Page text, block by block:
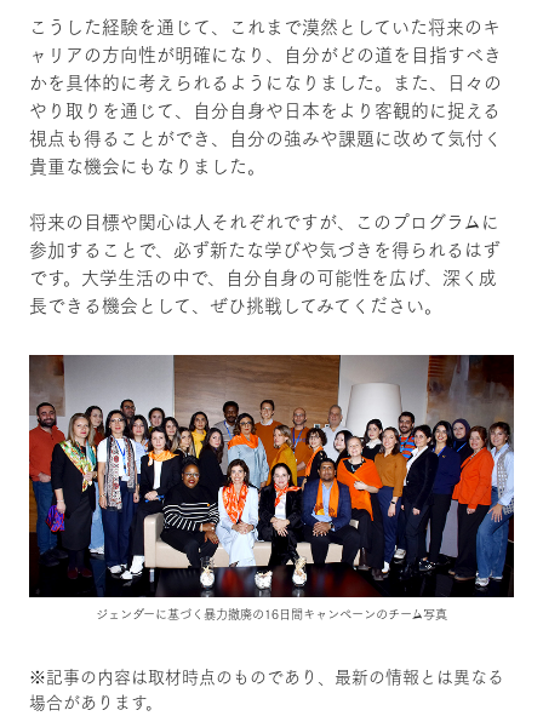
こうした経験を通じて、これまで漠然としていた将来のキ
ャリアの方向性が明確になり、自分がどの道を目指すべき
かを具体的に考えられるようになりました。また、日々の
やり取りを通じて、自分自身や日本をより客観的に捉える
視点も得ることができ、自分の強みや課題に改めて気付く
貴重な機会にもなりました。
将来の目標や関心は人それぞれですが、このプログラムに
参加することで、必ず新たな学びや気づきを得られるはず
です。大学生活の中で、自分自身の可能性を広げ、深く成
長できる機会として、ぜひ挑戦してみてください。
ジェンダーに基づく暴力撤廃の16日間キャンペーンのチーム写真
※記事の内容は取材時点のものであり、最新の情報とは異なる
場合があります。